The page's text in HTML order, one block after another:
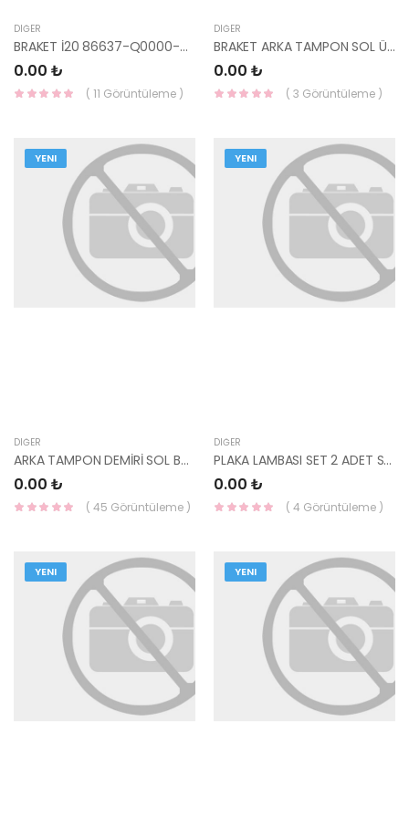
DIĞER
BRAKET İ20 86637-Q0000-HMC
0.00 ₺
( 11 Görüntüleme )
DIĞER
BRAKET ARKA TAMPON SOL ÜST İ20 86633-Q0000-HMC
0.00 ₺
( 3 Görüntüleme )
YENI
DIĞER
ARKA TAMPON DEMİRİ SOL BAĞLANTI AYAĞI İ20 86641-Q0010-HMC
0.00 ₺
( 45 Görüntüleme )
YENI
DIĞER
PLAKA LAMBASI SET 2 ADET SOKETLİ İ20 20- 92501-Q0000-HMC
0.00 ₺
( 4 Görüntüleme )
YENI YENI